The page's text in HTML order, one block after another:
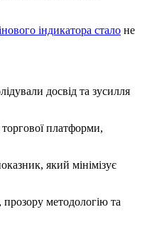
індикатора стало не
досвід та зусилля
торгової платформи,
який мінімізує
методологію та